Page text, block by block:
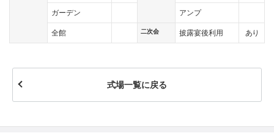
ガーデン
全館
アンプ
二次会 披露宴後利用 あり
式場一覧に戻る